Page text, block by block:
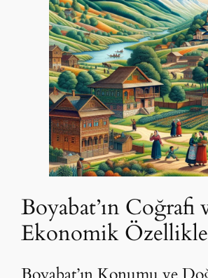
Boyabat’ın Coğrafi
Ekonomik